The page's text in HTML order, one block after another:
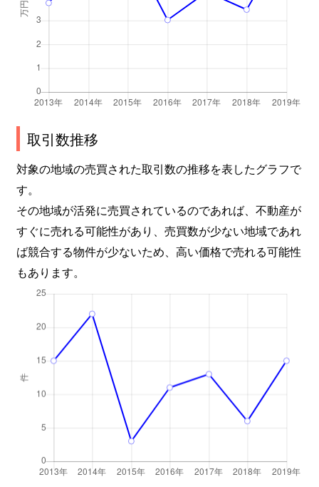
取引数推移
対象の地域の売買された取引数の推移を表したグラフで
す。
その地域が活発に売買されているのであれば、不動産が
すぐに売れる可能性があり、売買数が少ない地域であれ
ば競合する物件が少ないため、高い価格で売れる可能性
もあります。